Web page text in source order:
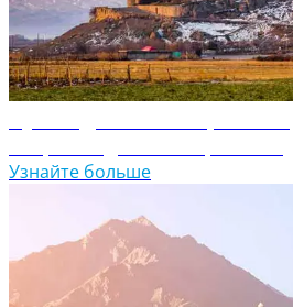
Узнайте больше